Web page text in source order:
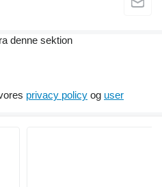
denne sektion
privacy policy og user